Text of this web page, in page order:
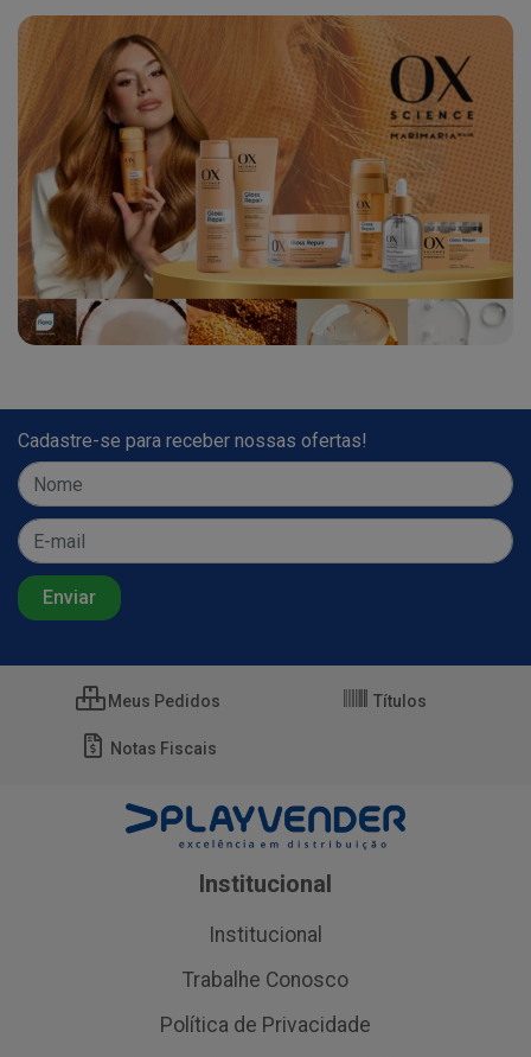
Cadastre-se para receber nossas ofertas!
Meus Pedidos Títulos
Notas Fiscais
Institucional
Institucional
Trabalhe Conosco
Política de Privacidade